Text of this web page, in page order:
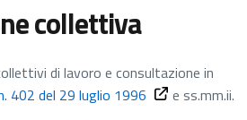
collettiva
di lavoro e consultazione in
402 del 29 luglio 1996
e ss.mm.ii.